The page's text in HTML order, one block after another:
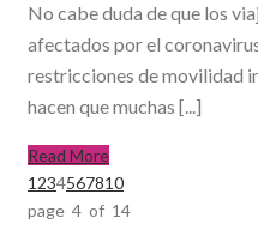
No cabe duda de que los
afectados por el
restricciones de movilidad
hacen que muchas [...]
Read More
1 234567810
page 4 of 14